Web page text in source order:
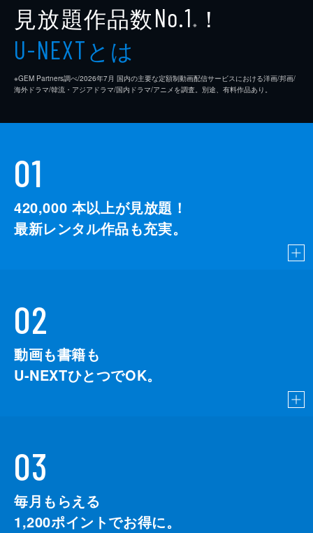
見放題作品数No.1 ※ ！
U-NEXTとは
※GEM Partners調べ/2026年7⽉ 国内の主要な定額制動画配信サービスにおける洋画/邦画/
海外ドラマ/韓流・アジアドラマ/国内ドラマ/アニメを調査。別途、有料作品あり。
01
420,000 本以上が見放題！
最新レンタル作品も充実。
02
動画も書籍も
U-NEXTひとつでOK。
03
毎月もらえる
1,200ポイントでお得に。